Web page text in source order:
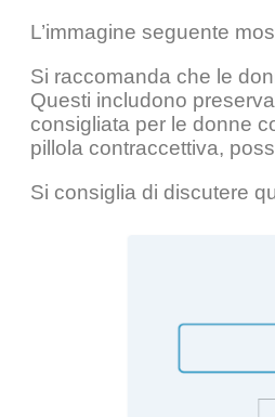
L’immagine seguente
Si raccomanda che le
Questi includono
consigliata per le donne
pillola contraccettiva,
Si consiglia di discutere